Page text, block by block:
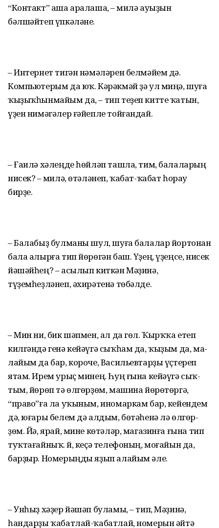
“Контакт” аша аралаша, – Әмилә ауыҙын
бәлшәйтеп үпкәләне.
– Интернет тигән нәмәләрен белмәйем дә.
Компьютерым да юҡ. Кәрәкмәй ҙә ул миңә, шуға
ҡыҙыҡһынмайым да, – тип теҙеп китте ҡатын,
үҙен нимәгәлер ғәйепле тойғандай.
– Ғаилә хәлеңде һөйләп ташла, тим, балаларың
нисек? – Әмилә, өтәләнеп, ҡабат-ҡабат һорау
бирҙе.
– Балабыҙ булманы шул, шуға балалар йортонан
бала алырға тип йөрөгән баш. Үҙең, үҙеңсе, нисек
йәшәйһең? – асылып киткән Мәҙинә,
түҙемһеҙләнеп, әхирәтенә төбәлде.
– Мин ни, бик шәпмен, ал да гөл. Ҡырҡҡа етеп
килгәндә генә кейәүгә сыҡһам да, ҡыҙым да, ма­
лайым да бар, короче, Ва­сильевтарҙы үҫтереп
ятам. Ирем урыҫ минең. Һуң ғына кейәүгә сыҡ­
тым, йөрөп тә өлгөрҙөм, машина йөрөтөргә,
“право”ға ла уҡы­ным, иномаркам бар, кейендем
дә, юғары белем дә алдым, бө­тәһенә лә өлгөр­
ҙөм. Йә, ярай, мине көтәләр, магазинға ғына тип
туҡтағайныҡ. Әй, кеҫә телефоның, моғайын да,
барҙыр. Номерыңды яҙып алайым әле.
– Унһыҙ хәҙер йәшәп буламы, – тип, Мәҙинә,
һандарҙы ҡабатлай-ҡабатлай, номерын әйтә